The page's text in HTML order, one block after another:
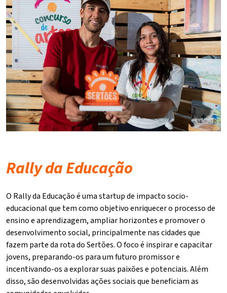
Rally da Educação
O Rally da Educação é uma startup de impacto socio-
educacional que tem como objetivo enriquecer o processo de
ensino e aprendizagem, ampliar horizontes e promover o
desenvolvimento social, principalmente nas cidades que
fazem parte da rota do Sertões. O foco é inspirar e capacitar
jovens, preparando-os para um futuro promissor e
incentivando-os a explorar suas paixões e potenciais. Além
disso, são desenvolvidas ações sociais que beneficiam as